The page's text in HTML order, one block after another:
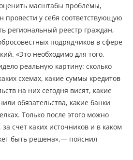
масштабы проблемы,
провести у себя соответствующую
региональный реестр граждан,
подрядчиков в сфере
«Это необходимо для того,
реальную картину: сколько
схемах, какие суммы кредитов
на них сегодня висят, какие
обязательства, какие банки
Только после этого можно
счет каких источников и в каком
быть решена»,— пояснил